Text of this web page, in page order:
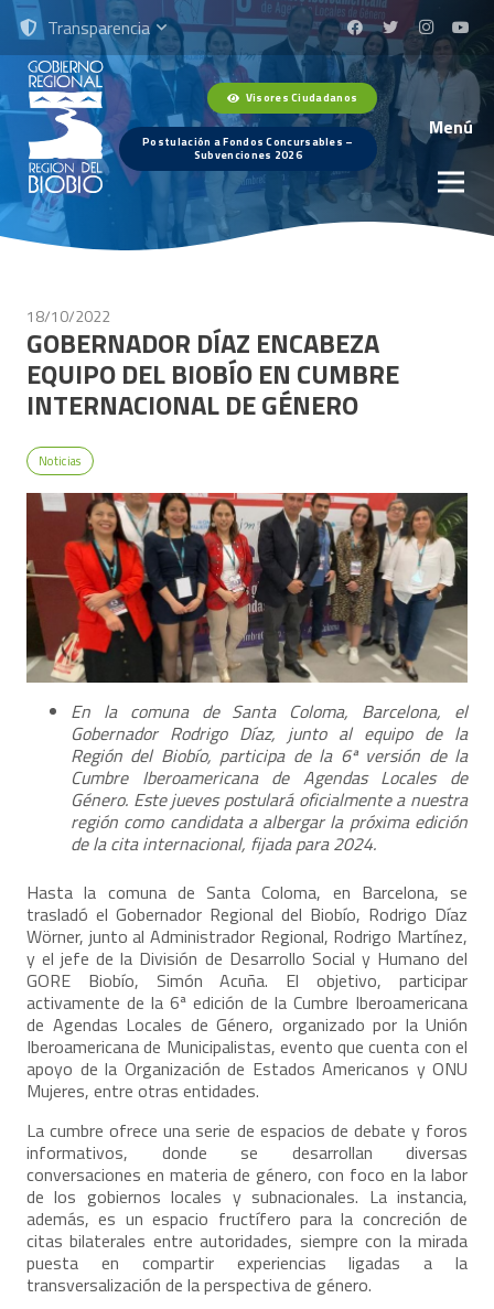
Transparencia
Visores Ciudadanos
Postulación a Fondos Concursables –
Subvenciones 2026
Menú
18/10/2022
GOBERNADOR DÍAZ ENCABEZA
EQUIPO DEL BIOBÍO EN CUMBRE
INTERNACIONAL DE GÉNERO
Noticias
En la comuna de Santa Coloma, Barcelona, el
Gobernador Rodrigo Díaz, junto al equipo de la
Región del Biobío, participa de la 6ª versión de la
Cumbre Iberoamericana de Agendas Locales de
Género. Este jueves postulará oficialmente a nuestra
región como candidata a albergar la próxima edición
de la cita internacional, fijada para 2024.
Hasta la comuna de Santa Coloma, en Barcelona, se
trasladó el Gobernador Regional del Biobío, Rodrigo Díaz
Wörner, junto al Administrador Regional, Rodrigo Martínez,
y el jefe de la División de Desarrollo Social y Humano del
GORE Biobío, Simón Acuña. El objetivo, participar
activamente de la 6ª edición de la Cumbre Iberoamericana
de Agendas Locales de Género, organizado por la Unión
Iberoamericana de Municipalistas, evento que cuenta con el
apoyo de la Organización de Estados Americanos y ONU
Mujeres, entre otras entidades.
La cumbre ofrece una serie de espacios de debate y foros
informativos, donde se desarrollan diversas
conversaciones en materia de género, con foco en la labor
de los gobiernos locales y subnacionales. La instancia,
además, es un espacio fructífero para la concreción de
citas bilaterales entre autoridades, siempre con la mirada
puesta en compartir experiencias ligadas a la
transversalización de la perspectiva de género.